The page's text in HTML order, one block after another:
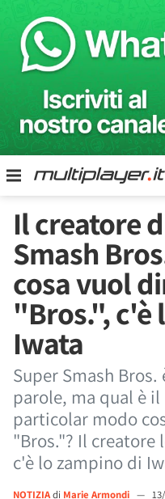
Il creatore
Smash
cosa vuol
"Bros.", c'è
Iwata
Super Smash
parole, ma qual è
particolar modo
"Bros."? Il creatore
c'è lo zampino di
NOTIZIAdi Marie Armondi —